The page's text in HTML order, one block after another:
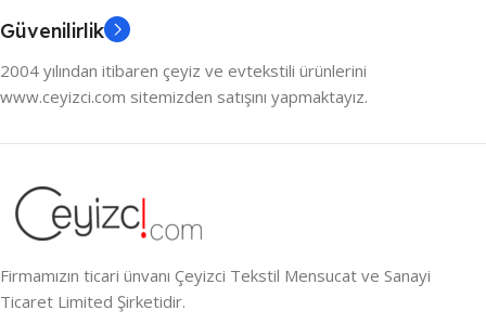
Güvenilirlik
2004 yılından itibaren çeyiz ve evtekstili ürünlerini
www.ceyizci.com sitemizden satışını yapmaktayız.
Firmamızın ticari ünvanı Çeyizci Tekstil Mensucat ve Sanayi
Ticaret Limited Şirketidir.